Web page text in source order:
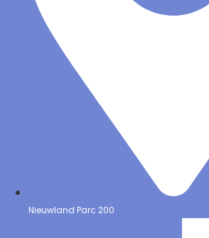
Nieuwland Parc 200